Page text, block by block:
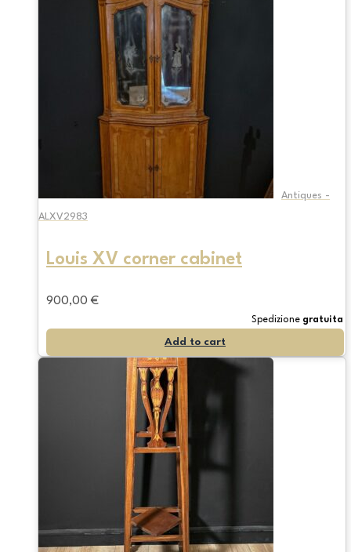
Antiques -
ALXV2983
Louis XV corner cabinet
900,00 €
Spedizione gratuita
Add to cart